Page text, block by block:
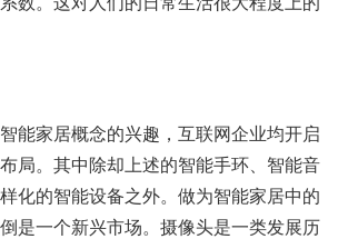
家居概念的兴趣，互联网企业均开启
局。其中除却上述的智能手环、智能音
化的智能设备之外。做为智能家居中的
是一个新兴市场。摄像头是一类发展历